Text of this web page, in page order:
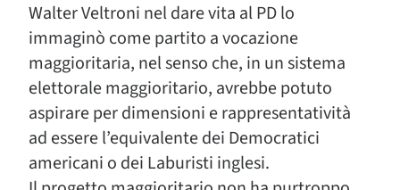
Walter Veltroni nel dare vita al PD lo
immaginò come partito a vocazione
maggioritaria, nel senso che, in un sistema
elettorale maggioritario, avrebbe potuto
aspirare per dimensioni e rappresentatività
ad essere l’equivalente dei Democratici
americani o dei Laburisti inglesi.